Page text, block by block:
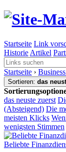
Startseite Link
Historie Artikel
Startseite ›
Sortieren: das
das neuste zuerst
(Absteigend) Die
meisten Klicks
wenigsten Stimmen
Beliebte